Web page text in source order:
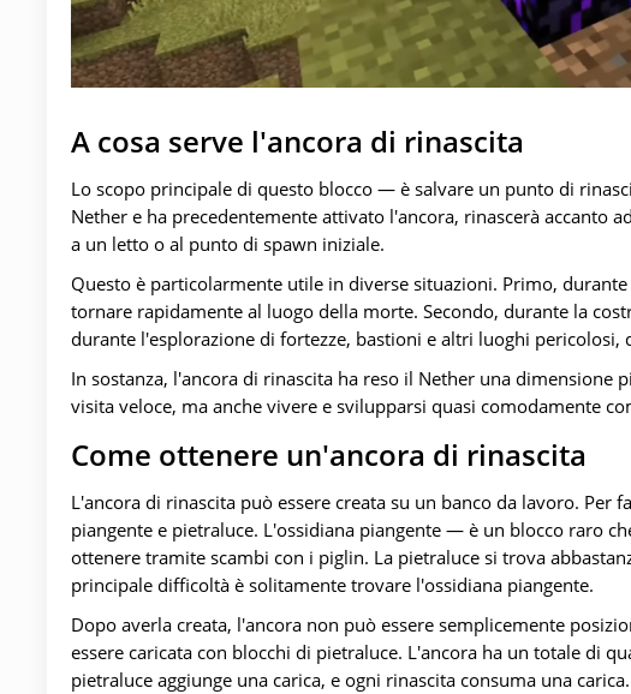
A cosa serve l'ancora di rinascita
Lo scopo principale di questo blocco — è salvare un punto di
Nether e ha precedentemente attivato l'ancora, rinascerà accanto
a un letto o al punto di spawn iniziale.
Questo è particolarmente utile in diverse situazioni. Primo,
tornare rapidamente al luogo della morte. Secondo, durante la
durante l'esplorazione di fortezze, bastioni e altri luoghi
In sostanza, l'ancora di rinascita ha reso il Nether una dimensione
visita veloce, ma anche vivere e svilupparsi quasi comodamente
Come ottenere un'ancora di rinascita
L'ancora di rinascita può essere creata su un banco da lavoro. Per
piangente e pietraluce. L'ossidiana piangente — è un blocco raro
ottenere tramite scambi con i piglin. La pietraluce si trova
principale difficoltà è solitamente trovare l'ossidiana piangente.
Dopo averla creata, l'ancora non può essere semplicemente
essere caricata con blocchi di pietraluce. L'ancora ha un totale di
pietraluce aggiunge una carica, e ogni rinascita consuma una carica.